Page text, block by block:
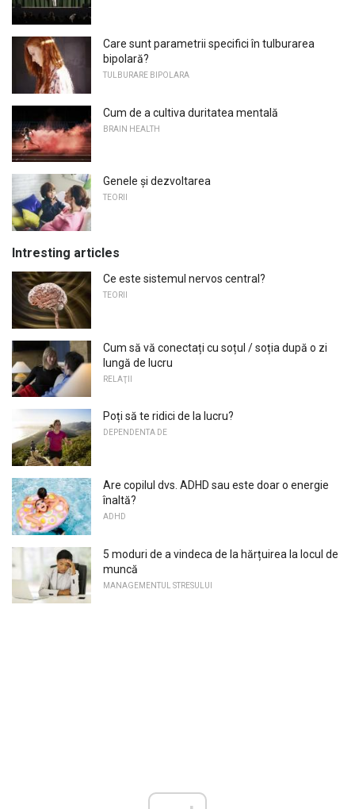
Care sunt parametrii specifici în tulburarea
bipolară?
TULBURARE BIPOLARA
Cum de a cultiva duritatea mentală
BRAIN HEALTH
Genele și dezvoltarea
TEORII
Intresting articles
Ce este sistemul nervos central?
TEORII
Cum să vă conectați cu soțul / soția după o zi
lungă de lucru
RELAŢII
Poți să te ridici de la lucru?
DEPENDENTA DE
Are copilul dvs. ADHD sau este doar o energie
înaltă?
ADHD
5 moduri de a vindeca de la hărțuirea la locul de
muncă
MANAGEMENTUL STRESULUI